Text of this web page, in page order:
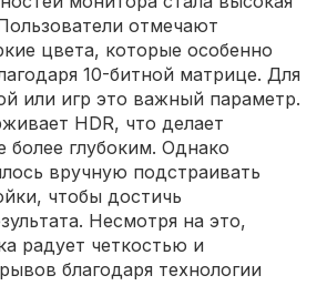
отмечают
цвета, которые особенно
10-битной матрице. Для
или игр это важный параметр.
HDR, что делает
более глубоким. Однако
вручную подстраивать
чтобы достичь
Несмотря на это,
радует четкостью и
благодаря технологии